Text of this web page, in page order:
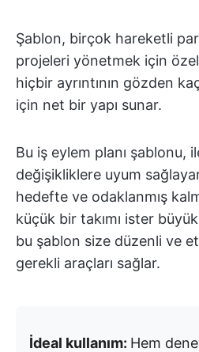
Şablon, birçok hareketli
projeleri yönetmek için
hiçbir ayrıntının gözden
için net bir yapı sunar.
Bu iş eylem planı şablonu,
değişikliklere uyum
hedefte ve odaklanmış
küçük bir takımı ister
bu şablon size düzenli ve
gerekli araçları sağlar.
İdeal kullanım: Hem